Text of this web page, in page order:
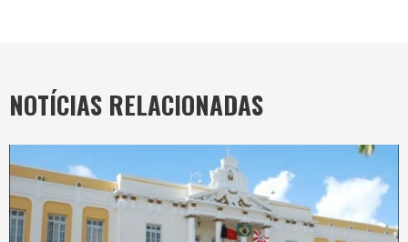
NOTÍCIAS RELACIONADAS